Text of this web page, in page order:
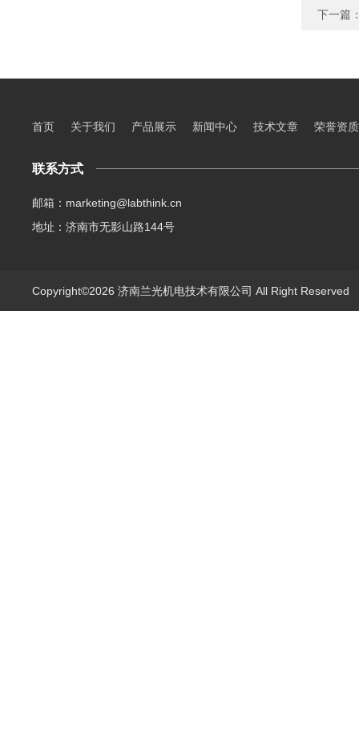
下一篇
首页 关于我们 产品展示 新闻中心 技术文章 荣誉资质
联系方式
邮箱：marketing@labthink.cn
地址：济南市无影山路144号
Copyright©2026 济南兰光机电技术有限公司 All Right